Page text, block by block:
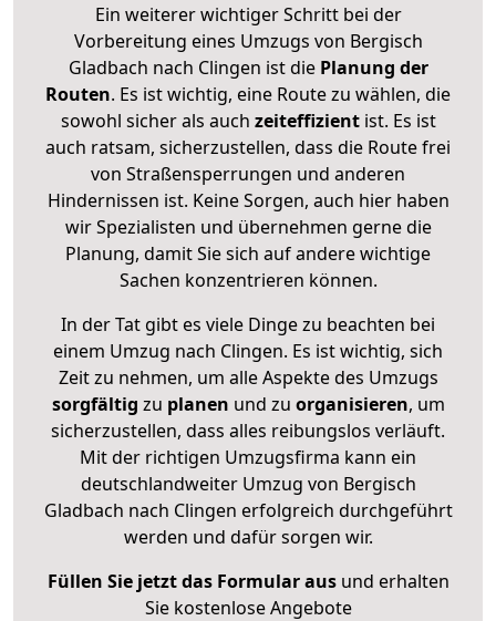
Ein weiterer wichtiger Schritt bei der
Vorbereitung eines Umzugs von Bergisch
Gladbach nach Clingen ist diePlanung der
Routen. Es ist wichtig, eine Route zu wählen, die
sowohl sicher als auch zeiteffizientist. Es ist
auch ratsam, sicherzustellen, dass die Route frei
von Straßensperrungen und anderen
Hindernissen ist. Keine Sorgen, auch hier haben
wir Spezialisten und übernehmen gerne die
Planung, damit Sie sich auf andere wichtige
Sachen konzentrieren können.
In der Tat gibt es viele Dinge zu beachten bei
einem Umzug nach Clingen. Es ist wichtig, sich
Zeit zu nehmen, um alle Aspekte des Umzugs
sorgfältig zu planen und zu organisieren, um
sicherzustellen, dass alles reibungslos verläuft.
Mit der richtigen Umzugsfirma kann ein
deutschlandweiter Umzug von Bergisch
Gladbach nach Clingen erfolgreich durchgeführt
werden und dafür sorgen wir.
Füllen Sie jetzt das Formular ausund erhalten
Sie kostenlose Angebote